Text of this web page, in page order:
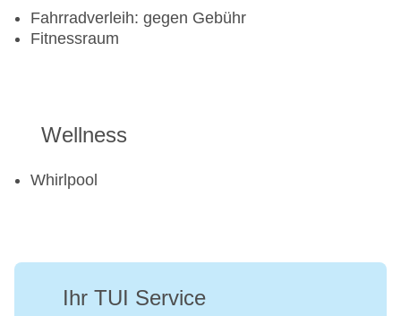
Fahrradverleih: gegen Gebühr
Fitnessraum
Wellness
Whirlpool
Ihr TUI Service